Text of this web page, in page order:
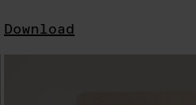
Download